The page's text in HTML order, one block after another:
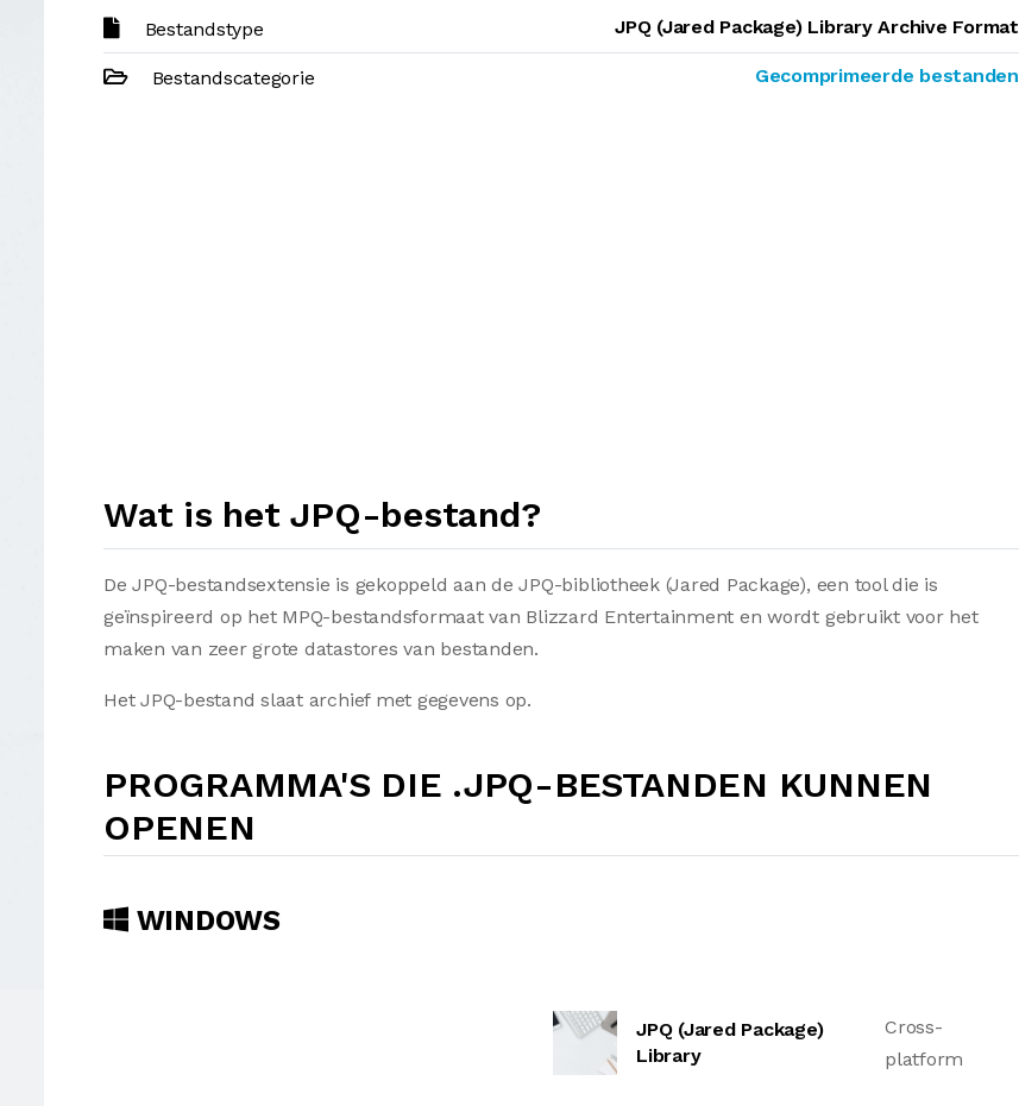
Bestandstype JPQ (Jared Package) Library Archive Format
Bestandscategorie Gecomprimeerde bestanden
Wat is het JPQ-bestand?
De JPQ-bestandsextensie is gekoppeld aan de JPQ-bibliotheek (Jared Package), een tool die is
geïnspireerd op het MPQ-bestandsformaat van Blizzard Entertainment en wordt gebruikt voor het
maken van zeer grote datastores van bestanden.
Het JPQ-bestand slaat archief met gegevens op.
PROGRAMMA'S DIE .JPQ-BESTANDEN KUNNEN
OPENEN
WINDOWS
JPQ (Jared Package)
Library
Cross-
platform